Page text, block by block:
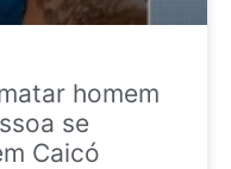
homem
se
Caicó